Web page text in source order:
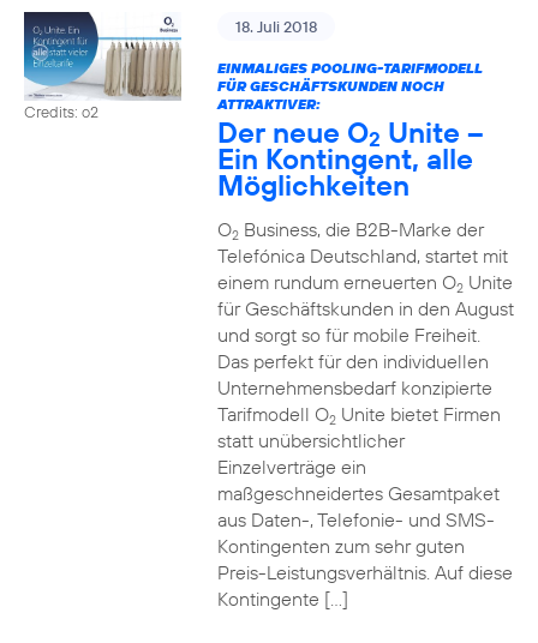
Credits: o2
18. Juli 2018
EINMALIGES POOLING-TARIFMODELL
FÜR GESCHÄFTSKUNDEN NOCH
ATTRAKTIVER:
Der neue O2 Unite –
Ein Kontingent, alle
Möglichkeiten
O2Business, die B2B-Marke der
Telefónica Deutschland, startet mit
einem rundum erneuerten O2Unite
für Geschäftskunden in den August
und sorgt so für mobile Freiheit.
Das perfekt für den individuellen
Unternehmensbedarf konzipierte
Tarifmodell O2Unite bietet Firmen
statt unübersichtlicher
Einzelverträge ein
maßgeschneidertes Gesamtpaket
aus Daten-, Telefonie- und SMS-
Kontingenten zum sehr guten
Preis-Leistungsverhältnis. Auf diese
Kontingente […]